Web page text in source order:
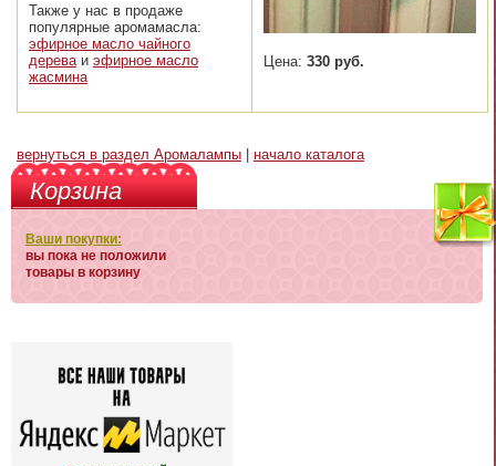
Также у нас в продаже
популярные аромамасла:
эфирное масло чайного
дерева и эфирное масло
жасмина
Цена: 330 руб.
вернуться в раздел Аромалампы начало каталога
Корзина
Ваши покупки:
вы пока не положили
товары в корзину